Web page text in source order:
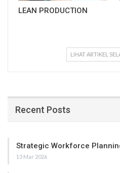
LEAN PRODUCTION
LIHAT ARTIKEL
Recent Posts
Strategic Workforce
13 Mar 2026